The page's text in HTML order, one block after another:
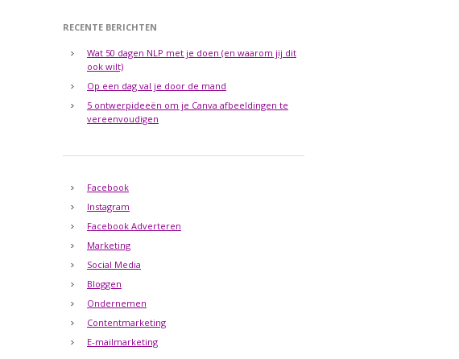
RECENTE BERICHTEN
Wat 50 dagen NLP met je doen (en waarom jij dit
ook wilt)
Op een dag val je door de mand
5 ontwerpideeën om je Canva afbeeldingen te
vereenvoudigen
Facebook
Instagram
Facebook Adverteren
Marketing
Social Media
Bloggen
Ondernemen
Contentmarketing
E-mailmarketing